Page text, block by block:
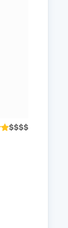
$$$$